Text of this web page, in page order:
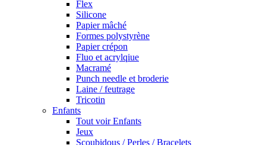
Flex
Silicone
Papier mâché
Formes polystyrène
Papier crépon
Fluo et acrylqiue
Macramé
Punch needle et broderie
Laine / feutrage
Tricotin
Enfants
Tout voir Enfants
Jeux
Scoubidous / Perles / Bracelets